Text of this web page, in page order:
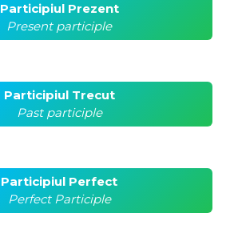
Participiul Prezent
Present participle
Participiul Trecut
Past participle
Participiul Perfect
Perfect Participle